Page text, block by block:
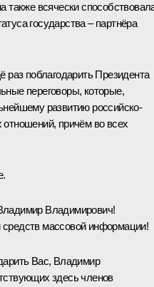
также всячески
государства – партнёра
раз поблагодарить Президента
переговоры, которые,
развитию российско-
причём во всех
Владимирович!
массовой информации!
Вас, Владимир
здесь членов